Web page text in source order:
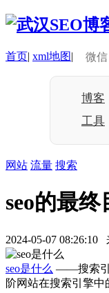
首页| xml地图| 微信
博客
工具
网站 流量 搜索
seo的最
2024-05-07 08:26:10
seo是什么 ——搜索引
阶网站在搜索引擎